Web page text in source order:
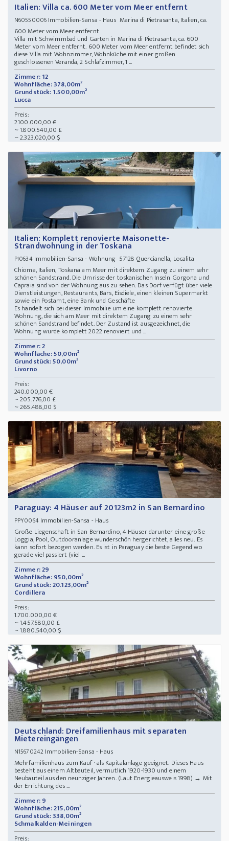
Italien: Villa ca. 600 Meter vom Meer entfernt
N60550006Immobilien-Sansa - Haus Marina di Pietrasanta, Italien, ca.
600 Meter vom Meer entfernt
Villa mit Schwimmbad und Garten in Marina di Pietrasanta, ca. 600
Meter vom Meer entfernt. 600 Meter vom Meer entfernt befindet sich
diese Villa mit Wohnzimmer, Wohnküche mit einer großen
geschlossenen Veranda, 2 Schlafzimmer, 1 ...
Zimmer: 12
Wohnfläche: 378,00m²
Grundstück: 1.500,00m²
Lucca
Preis:
2.100.000,00 €
~ 1.800.540,00 £
~ 2.323.020,00 $
Italien: Komplett renovierte Maisonette-
Strandwohnung in der Toskana
PI0634Immobilien-Sansa - Wohnung 57128 Quercianella, Localita
Chioma, Italien, Toskana am Meer mit direktem Zugang zu einem sehr
schönen Sandstrand. Die Umrisse der toskanischen Inseln Gorgona und
Capraia sind von der Wohnung aus zu sehen. Das Dorf verfügt über viele
Dienstleistungen, Restaurants, Bars, Eisdiele, einen kleinen Supermarkt
sowie ein Postamt, eine Bank und Geschäfte
Es handelt sich bei dieser Immobilie um eine komplett renovierte
Wohnung, die sich am Meer mit direktem Zugang zu einem sehr
schönen Sandstrand befindet. Der Zustand ist ausgezeichnet, die
Wohnung wurde komplett 2022 renoviert und ...
Zimmer: 2
Wohnfläche: 50,00m²
Grundstück: 50,00m²
Livorno
Preis:
240.000,00 €
~ 205.776,00 £
~ 265.488,00 $
Paraguay: 4 Häuser auf 20123m2 in San Bernardino
PPY0064Immobilien-Sansa - Haus
Große Liegenschaft in San Bernardino, 4 Häuser darunter eine große
Loggia, Pool, Outdooranlage wunderschön hergerichtet, alles neu. Es
kann sofort bezogen werden. Es ist in Paraguay die beste Gegend wo
gerade viel passiert (viel ...
Zimmer: 29
Wohnfläche: 950,00m²
Grundstück: 20.123,00m²
Cordillera
Preis:
1.700.000,00 €
~ 1.457.580,00 £
~ 1.880.540,00 $
Deutschland: Dreifamilienhaus mit separaten
Mietereingängen
N15670242Immobilien-Sansa - Haus
Mehrfamilienhaus zum Kauf · als Kapitalanlage geeignet. Dieses Haus
besteht aus einem Altbauteil, vermutlich 1920-1930 und einem
Neubauteil aus den neunziger Jahren. (Laut Energieausweis 1998) → Mit
der Errichtung des ...
Zimmer: 9
Wohnfläche: 215,00m²
Grundstück: 338,00m²
Schmalkalden-Meiningen
Preis: